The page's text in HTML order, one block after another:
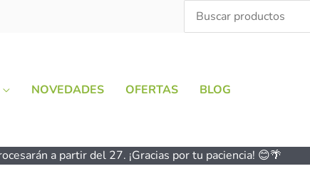
Search
for:
NOVEDADES OFERTAS BLOG
a partir del 27. ¡Gracias por tu paciencia! 😊🌴